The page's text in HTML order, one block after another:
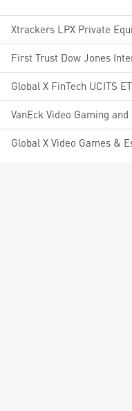
Xtrackers LPX Private
Global X FinTech UCITS
VanEck Video Gaming
Global X Video Games &